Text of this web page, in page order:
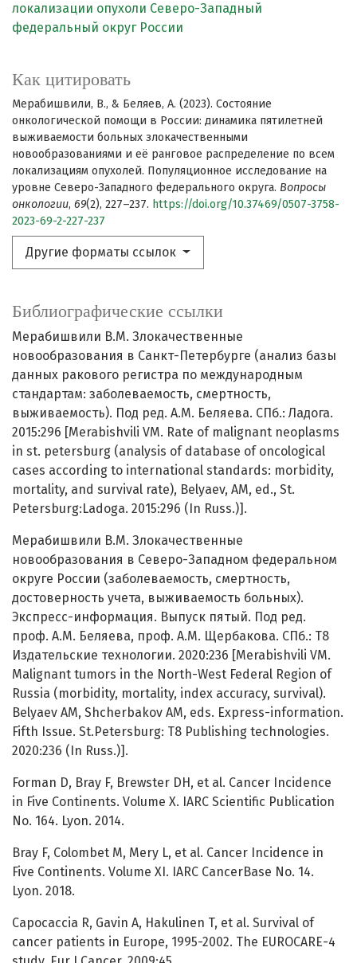
локализации опухоли Северо-Западный
федеральный округ России
Как цитировать
Мерабишвили, В., & Беляев, А. (2023). Состояние
онкологической помощи в России: динамика пятилетней
выживаемости больных злокачественными
новообразованиями и её ранговое распределение по всем
локализациям опухолей. Популяционное исследование на
уровне Северо-Западного федерального округа. Вопросы
онкологии, 69(2), 227–237. https://doi.org/10.37469/0507-3758-
2023-69-2-227-237
Другие форматы ссылок
Библиографические ссылки
Мерабишвили В.М. Злокачественные
новообразования в Санкт-Петербурге (анализ базы
данных ракового регистра по международным
стандартам: заболеваемость, смертность,
выживаемость). Под ред. А.М. Беляева. СПб.: Ладога.
2015:296 [Merabishvili VM. Rate of malignant neoplasms
in st. petersburg (analysis of database of oncological
cases according to international standards: morbidity,
mortality, and survival rate), Belyaev, AM, ed., St.
Petersburg:Ladoga. 2015:296 (In Russ.)].
Мерабишвили В.М. Злокачественные
новообразования в Северо-Западном федеральном
округе России (заболеваемость, смертность,
достоверность учета, выживаемость больных).
Экспресс-информация. Выпуск пятый. Под ред.
проф. А.М. Беляева, проф. А.М. Щербакова. СПб.: Т8
Издательские технологии. 2020:236 [Merabishvili VM.
Malignant tumors in the North-West Federal Region of
Russia (morbidity, mortality, index accuracy, survival).
Belyaev AM, Shcherbakov AM, eds. Express-information.
Fifth Issue. St.Petersburg: T8 Publishing technologies.
2020:236 (In Russ.)].
Forman D, Bray F, Brewster DH, et al. Cancer Incidence
in Five Continents. Volume X. IARC Scientific Publication
No. 164. Lyon. 2014.
Bray F, Colombet M, Mery L, et al. Cancer Incidence in
Five Continents. Volume XI. IARC CancerBase No. 14.
Lyon. 2018.
Capocaccia R, Gavin A, Hakulinen T, et al. Survival of
cancer patients in Europe, 1995-2002. The EUROCARE-4